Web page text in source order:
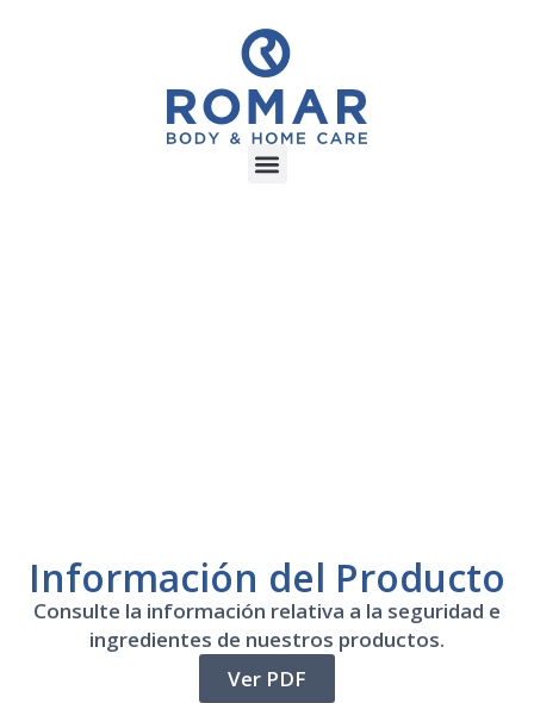
Información del Producto
Consulte la información relativa a la seguridad e
ingredientes de nuestros productos.
Ver PDF